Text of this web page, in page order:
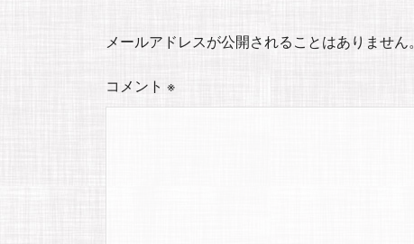
メールアドレスが公開されることはありません。
コメント ※